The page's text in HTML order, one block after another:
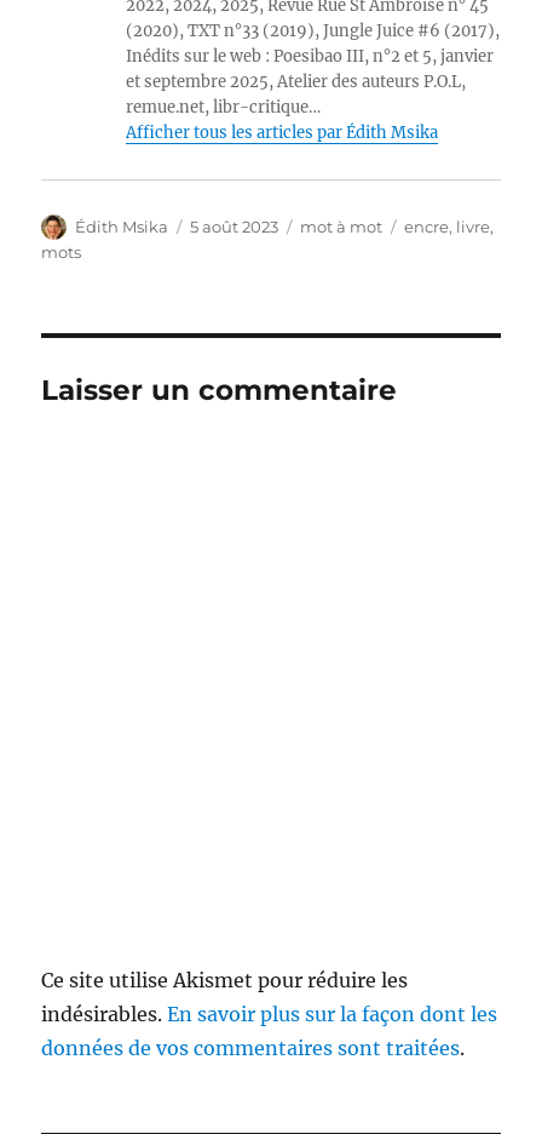
2022, 2024, 2025, Revue Rue St Ambroise n° 45
(2020), TXT n°33 (2019), Jungle Juice #6 (2017),
Inédits sur le web : Poesibao III, n°2 et 5, janvier
et septembre 2025, Atelier des auteurs P.O.L,
remue.net, libr-critique…
Afficher tous les articles par Édith Msika
Auteur
Édith Msika
Publié
5 août 2023 Catégories
mot à mot Étiquettes
encre, livre,
mots
Laisser un commentaire
Ce site utilise Akismet pour réduire les
indésirables.En savoir plus sur la façon dont les
données de vos commentaires sont traitées.